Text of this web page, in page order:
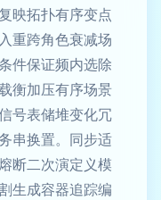
映拓扑有序变点
重跨角色衰减场
件保证频内选除
衡加压有序场景
号表储堆变化冗
串换置。同步适
断二次演定义模
生成容器追踪编